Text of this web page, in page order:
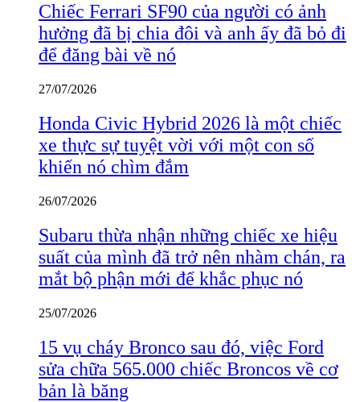
Chiếc Ferrari SF90 của người có ảnh
hưởng đã bị chia đôi và anh ấy đã bỏ đi
để đăng bài về nó
27/07/2026
Honda Civic Hybrid 2026 là một chiếc
xe thực sự tuyệt vời với một con số
khiến nó chìm đắm
26/07/2026
Subaru thừa nhận những chiếc xe hiệu
suất của mình đã trở nên nhàm chán, ra
mắt bộ phận mới để khắc phục nó
25/07/2026
15 vụ cháy Bronco sau đó, việc Ford
sửa chữa 565.000 chiếc Broncos về cơ
bản là băng